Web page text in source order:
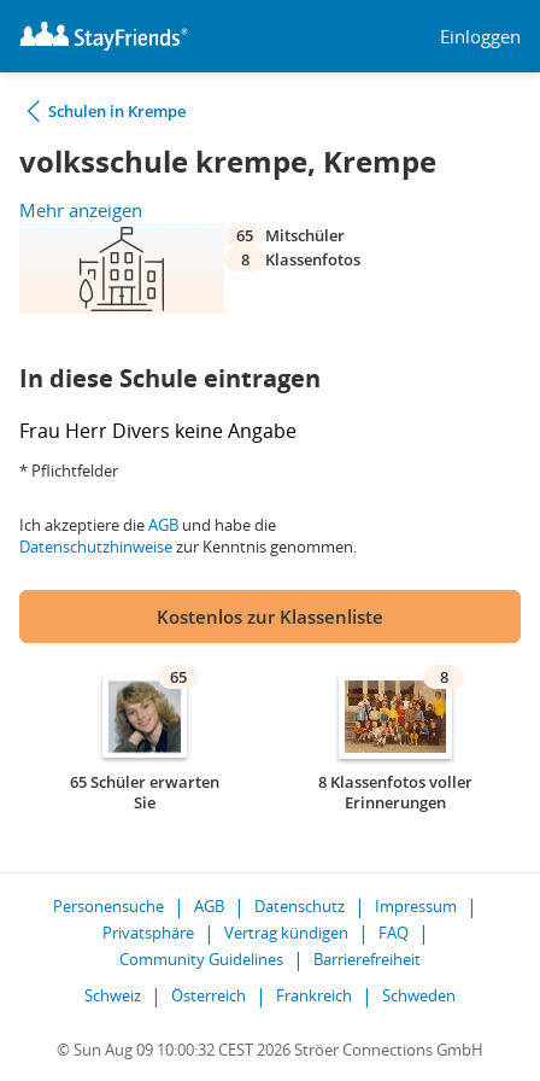
Einloggen
Schulen in Krempe
volksschule krempe, Krempe
Mehr anzeigen
65
Mitschüler
8
Klassenfotos
In diese Schule eintragen
Frau Herr Divers keine Angabe
* Pflichtfelder
Ich akzeptiere dieAGB und habe die
Datenschutzhinweisezur Kenntnis genommen.
Kostenlos zur Klassenliste
65
65 Schüler erwarten
Sie
8
8 Klassenfotos voller
Erinnerungen
Personensuche AGB Datenschutz
Impressum
Privatsphäre
Vertrag kündigen
FAQ
Community Guidelines
Barrierefreiheit
Schweiz
Österreich Frankreich Schweden
© Sun Aug 09 10:00:32 CEST 2026 Ströer Connections GmbH